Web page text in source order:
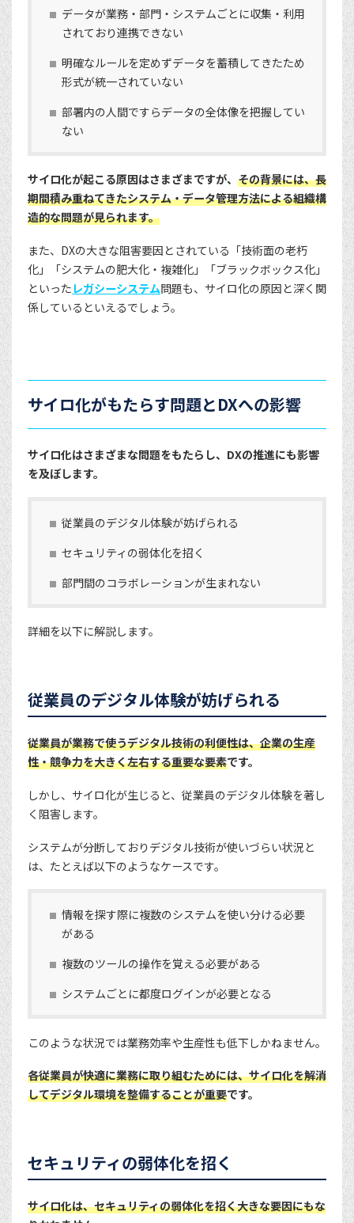
データが業務・部門・システムごとに収集・利用
されており連携できない
明確なルールを定めずデータを蓄積してきたため
形式が統一されていない
部署内の人間ですらデータの全体像を把握してい
ない
サイロ化が起こる原因はさまざまですが、 その背景には、長
期間積み重ねてきたシステム・データ管理方法による組織構
造的な問題が見られます。
また、DXの大きな阻害要因とされている「技術面の老朽
化」「システムの肥大化・複雑化」「ブラックボックス化」
といった レガシーシステム問題も、サイロ化の原因と深く関
係しているといえるでしょう。
サイロ化がもたらす問題とDXへの影響
サイロ化はさまざまな問題をもたらし、DXの推進にも影響
を及ぼします。
従業員のデジタル体験が妨げられる
セキュリティの弱体化を招く
部門間のコラボレーションが生まれない
詳細を以下に解説します。
従業員のデジタル体験が妨げられる
従業員が業務で使うデジタル技術の利便性は、企業の生産
性・競争力を大きく左右する重要な要素です。
しかし、サイロ化が生じると、従業員のデジタル体験を著し
く阻害します。
システムが分断しておりデジタル技術が使いづらい状況と
は、たとえば以下のようなケースです。
情報を探す際に複数のシステムを使い分ける必要
がある
複数のツールの操作を覚える必要がある
システムごとに都度ログインが必要となる
このような状況では業務効率や生産性も低下しかねません。
各従業員が快適に業務に取り組むためには、サイロ化を解消
してデジタル環境を整備することが重要です。
セキュリティの弱体化を招く
サイロ化は、セキュリティの弱体化を招く大きな要因にもな